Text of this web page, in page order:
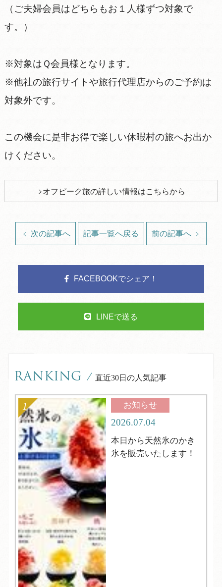
（ご夫婦会員はどちらもお１人様ずつ対象で
す。）
※対象はＱ会員様となります。
※他社の旅行サイトや旅行代理店からのご予約は
対象外です。
この機会に是非お得で楽しい休暇村の旅へお出か
けください。
オフピーク旅の詳しい情報はこちらから
次の記事へ 記事一覧へ戻る 前の記事へ
FACEBOOKでシェア！
LINEで送る
RANKING / 直近30日の人気記事
お知らせ
2026.07.04
本日から天然氷のかき
氷を販売いたします！